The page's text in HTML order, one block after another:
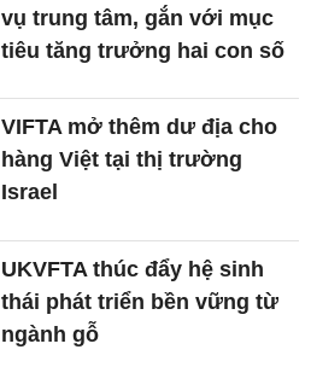
vụ trung tâm, gắn với mục
tiêu tăng trưởng hai con số
VIFTA mở thêm dư địa cho
hàng Việt tại thị trường
Israel
UKVFTA thúc đẩy hệ sinh
thái phát triển bền vững từ
ngành gỗ